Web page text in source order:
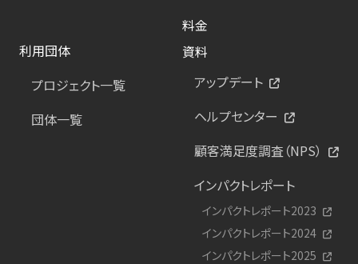
料金
利用団体
プロジェクト一覧
団体一覧
資料
アップデート
ヘルプセンター
顧客満足度調査（NPS）
インパクトレポート
インパクトレポート2023
インパクトレポート2024
インパクトレポート2025